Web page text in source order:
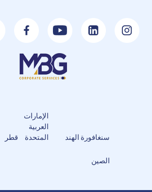
سنغافورة الهند
الإمارات
العربية
المتحدة
قطر
الصين